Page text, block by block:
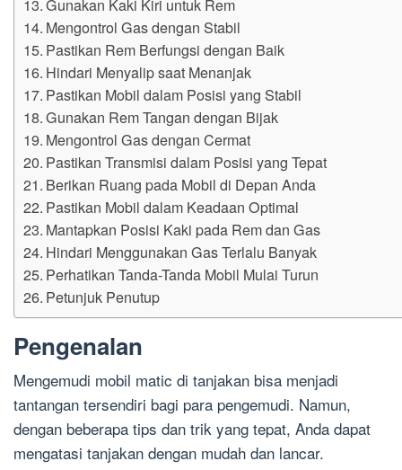
Mengontrol Gas dengan Stabil
Pastikan Rem Berfungsi dengan Baik
Hindari Menyalip saat Menanjak
Pastikan Mobil dalam Posisi yang Stabil
Gunakan Rem Tangan dengan Bijak
Mengontrol Gas dengan Cermat
Pastikan Transmisi dalam Posisi yang Tepat
Berikan Ruang pada Mobil di Depan Anda
Pastikan Mobil dalam Keadaan Optimal
Mantapkan Posisi Kaki pada Rem dan Gas
Hindari Menggunakan Gas Terlalu Banyak
Perhatikan Tanda-Tanda Mobil Mulai Turun
Petunjuk Penutup
Pengenalan
Mengemudi mobil matic di tanjakan bisa menjadi
tantangan tersendiri bagi para pengemudi. Namun,
dengan beberapa tips dan trik yang tepat, Anda dapat
mengatasi tanjakan dengan mudah dan lancar.